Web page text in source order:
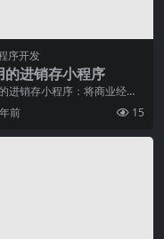
序开发
的进销存小程序
进销存小程序：将商业经营
新高度在当今日新月异的商
中，高效和准确
前 15